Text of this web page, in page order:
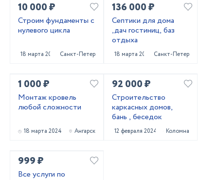
10 000 ₽
Строим фундаменты с
нулевого цикла
18 марта 2024 Санкт-Петербург
136 000 ₽
Септики для дома
,дач гостиниц, баз
отдыха
18 марта 2024 Санкт-Петербург
1 000 ₽
Монтаж кровель
любой сложности
18 марта 2024 Ангарск
92 000 ₽
Строительство
каркасных домов,
бань , беседок
12 февраля 2024 Коломна
999 ₽
Все услуги по